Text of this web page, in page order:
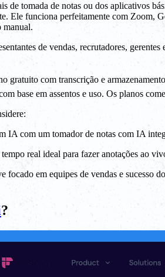
de tomada de notas ou dos aplicativos
Ele funciona perfeitamente com Zoom,
manual.
de vendas, recrutadores,
gratuito com transcrição e
base em assentos e uso. Os planos
IA com um tomador de notas com IA
real ideal para fazer anotações ao
focado em equipes de vendas e sucesso
?